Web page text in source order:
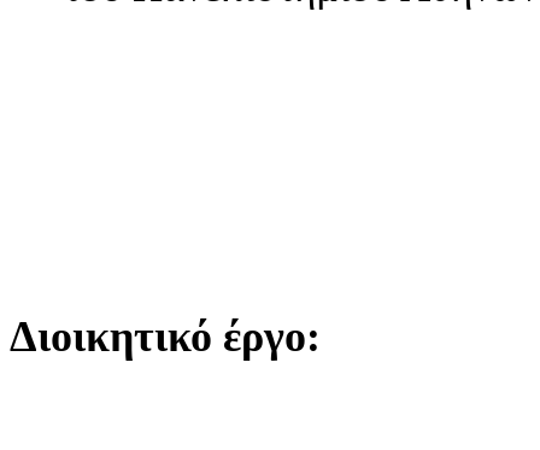
Διοικητικό έργο: